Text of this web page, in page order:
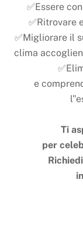
✅Essere
✅Ritrovare
✅Migliorare il
clima
e
Ti
per